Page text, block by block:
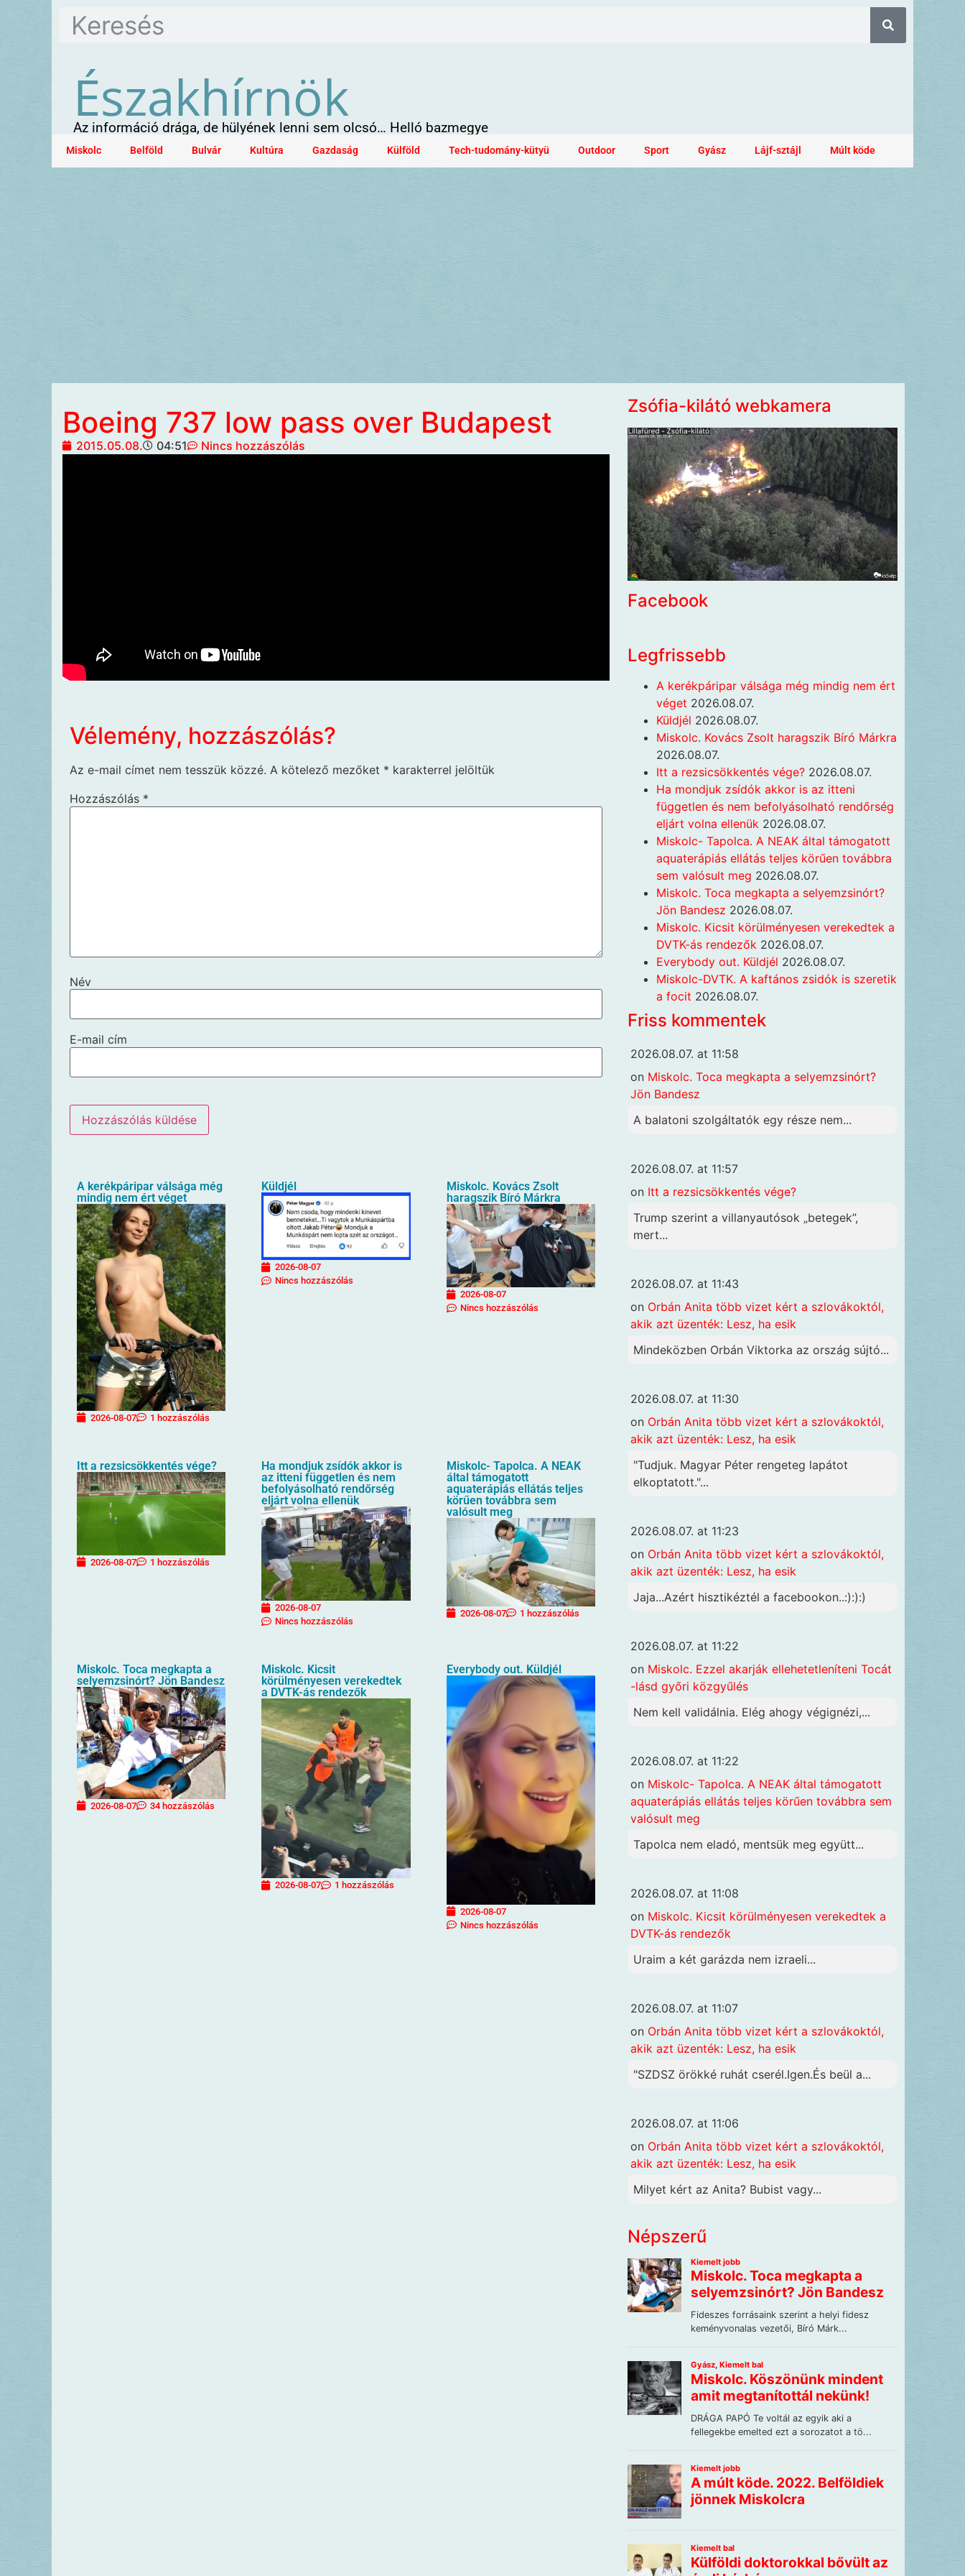
Északhírnök
Az információ drága, de hülyének lenni sem olcsó… Helló bazmegye
Miskolc Belföld Bulvár Kultúra Gazdaság Külföld Tech-tudomány-kütyü Outdoor Sport Gyász Lájf-sztájl Múlt köde
Boeing 737 low pass over Budapest
2015.05.08. 04:51 Nincs hozzászólás
Vélemény, hozzászólás?
Az e-mail címet nem tesszük közzé. A kötelező mezőket * karakterrel jelöltük
Hozzászólás *
Név
E-mail cím
A kerékpáripar válsága még
mindig nem ért véget
2026-08-07 1 hozzászólás
Küldjél
2026-08-07
Nincs hozzászólás
Miskolc. Kovács Zsolt
haragszik Bíró Márkra
2026-08-07
Nincs hozzászólás
Itt a rezsicsökkentés vége?
2026-08-07 1 hozzászólás
Ha mondjuk zsídók akkor is
az itteni független és nem
befolyásolható rendőrség
eljárt volna ellenük
2026-08-07
Nincs hozzászólás
Miskolc- Tapolca. A NEAK
által támogatott
aquaterápiás ellátás teljes
körűen továbbra sem
valósult meg
2026-08-07 1 hozzászólás
Miskolc. Toca megkapta a
selyemzsinórt? Jön Bandesz
2026-08-07 34 hozzászólás
Miskolc. Kicsit
körülményesen verekedtek
a DVTK-ás rendezők
2026-08-07 1 hozzászólás
Everybody out. Küldjél
2026-08-07
Nincs hozzászólás
Zsófia-kilátó webkamera
Facebook
Legfrissebb
A kerékpáripar válsága még mindig nem ért
véget 2026.08.07.
Küldjél 2026.08.07.
Miskolc. Kovács Zsolt haragszik Bíró Márkra
2026.08.07.
Itt a rezsicsökkentés vége? 2026.08.07.
Ha mondjuk zsídók akkor is az itteni
független és nem befolyásolható rendőrség
eljárt volna ellenük 2026.08.07.
Miskolc- Tapolca. A NEAK által támogatott
aquaterápiás ellátás teljes körűen továbbra
sem valósult meg 2026.08.07.
Miskolc. Toca megkapta a selyemzsinórt?
Jön Bandesz 2026.08.07.
Miskolc. Kicsit körülményesen verekedtek a
DVTK-ás rendezők 2026.08.07.
Everybody out. Küldjél 2026.08.07.
Miskolc-DVTK. A kaftános zsidók is szeretik
a focit 2026.08.07.
Friss kommentek
2026.08.07. at 11:58
on Miskolc. Toca megkapta a selyemzsinórt?
Jön Bandesz
A balatoni szolgáltatók egy része nem...
2026.08.07. at 11:57
on Itt a rezsicsökkentés vége?
Trump szerint a villanyautósok „betegek”,
mert...
2026.08.07. at 11:43
on Orbán Anita több vizet kért a szlovákoktól,
akik azt üzenték: Lesz, ha esik
Mindeközben Orbán Viktorka az ország sújtó...
2026.08.07. at 11:30
on Orbán Anita több vizet kért a szlovákoktól,
akik azt üzenték: Lesz, ha esik
"Tudjuk. Magyar Péter rengeteg lapátot
elkoptatott."...
2026.08.07. at 11:23
on Orbán Anita több vizet kért a szlovákoktól,
akik azt üzenték: Lesz, ha esik
Jaja...Azért hisztikéztél a facebookon..:):):)
2026.08.07. at 11:22
on Miskolc. Ezzel akarják ellehetetleníteni Tocát
-lásd győri közgyűlés
Nem kell validálnia. Elég ahogy végignézi,...
2026.08.07. at 11:22
on Miskolc- Tapolca. A NEAK által támogatott
aquaterápiás ellátás teljes körűen továbbra sem
valósult meg
Tapolca nem eladó, mentsük meg együtt...
2026.08.07. at 11:08
on Miskolc. Kicsit körülményesen verekedtek a
DVTK-ás rendezők
Uraim a két garázda nem izraeli...
2026.08.07. at 11:07
on Orbán Anita több vizet kért a szlovákoktól,
akik azt üzenték: Lesz, ha esik
"SZDSZ örökké ruhát cserél.Igen.És beül a...
2026.08.07. at 11:06
on Orbán Anita több vizet kért a szlovákoktól,
akik azt üzenték: Lesz, ha esik
Milyet kért az Anita? Bubist vagy...
Népszerű